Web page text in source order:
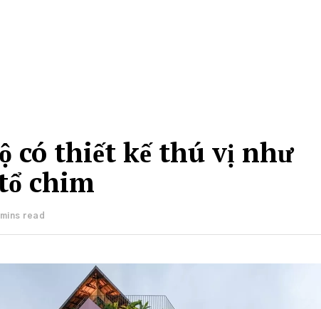
có thiết kế thú vị như
chim
read